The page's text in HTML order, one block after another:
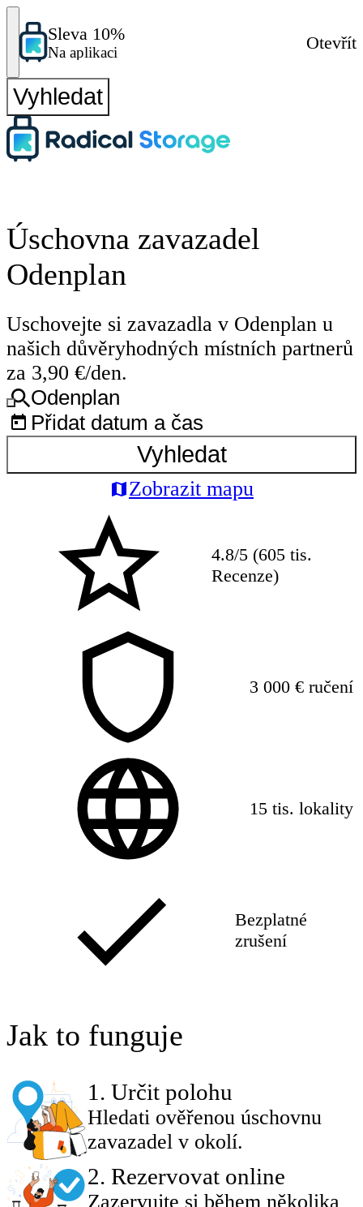
Sleva 10%
Na aplikaci
Otevřít
Vyhledat
Úschovna zavazadel
Odenplan
Uschovejte si zavazadla v Odenplan u
našich důvěryhodných místních partnerů
za 3,90 €/den.
Odenplan
Přidat datum a čas
Vyhledat
Zobrazit mapu
4.8/5 (605 tis.
Recenze)
3 000 € ručení
15 tis. lokality
Bezplatné
zrušení
Jak to funguje
1 . Určit polohu
Hledati ověřenou úschovnu
zavazadel v okolí.
2. Rezervovat online
Zazervujte si během několika